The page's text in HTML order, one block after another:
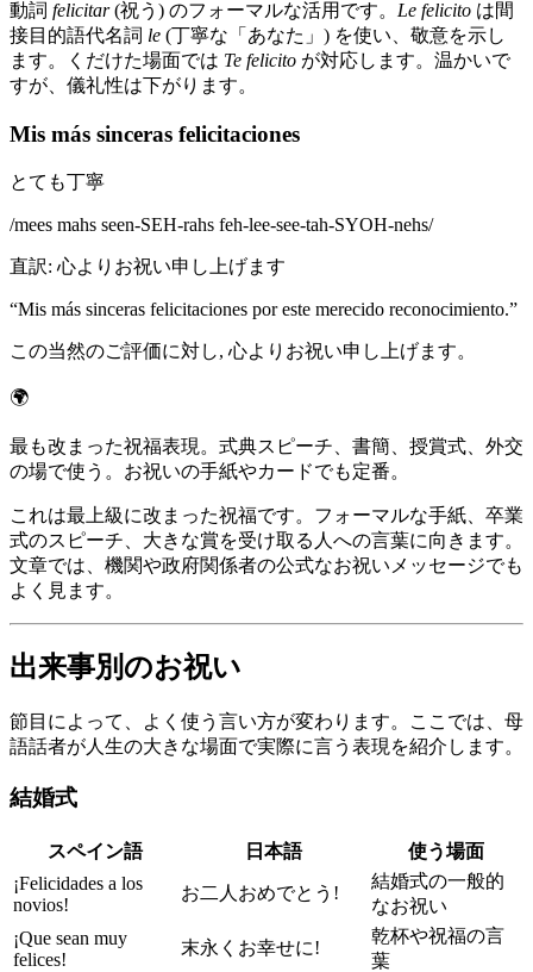
動詞 felicitar(祝う) のフォーマルな活用です。 Le felicito は間
接目的語代名詞 le (丁寧な「あなた」) を使い、敬意を示し
ます。くだけた場面では Te felicito が対応します。温かいで
すが、儀礼性は下がります。
Mis más sinceras felicitaciones
とても丁寧
/mees mahs seen-SEH-rahs feh-lee-see-tah-SYOH-nehs/
直訳: 心よりお祝い申し上げます
“Mis más sinceras felicitaciones por este merecido reconocimiento.”
この当然のご評価に対し, 心よりお祝い申し上げます。
🌍
最も改まった祝福表現。式典スピーチ、書簡、授賞式、外交
の場で使う。お祝いの手紙やカードでも定番。
これは最上級に改まった祝福です。フォーマルな手紙、卒業
式のスピーチ、大きな賞を受け取る人への言葉に向きます。
文章では、機関や政府関係者の公式なお祝いメッセージでも
よく見ます。
出来事別のお祝い
節目によって、よく使う言い方が変わります。ここでは、母
語話者が人生の大きな場面で実際に言う表現を紹介します。
結婚式
スペイン語 日本語
使う場面
¡Felicidades a los
novios!
お二人おめでとう!
結婚式の一般的
なお祝い
¡Que sean muy
felices!
末永くお幸せに!
乾杯や祝福の言
葉